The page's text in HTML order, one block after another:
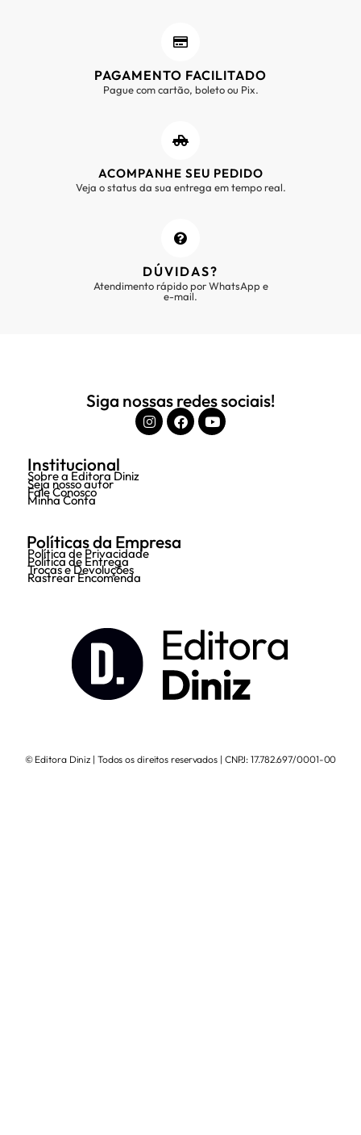
PAGAMENTO FACILITADO
Pague com cartão, boleto ou Pix.
ACOMPANHE SEU PEDIDO
Veja o status da sua entrega em tempo real.
DÚVIDAS?
Atendimento rápido por WhatsApp e
e-mail.
Siga nossas redes sociais!
Institucional
Sobre a Editora Diniz
Seja nosso autor
Fale Conosco
Minha Conta
Políticas da Empresa
Política de Privacidade
Política de Entrega
Trocas e Devoluções
Rastrear Encomenda
© Editora Diniz | Todos os direitos reservados | CNPJ: 17.782.697/0001-00